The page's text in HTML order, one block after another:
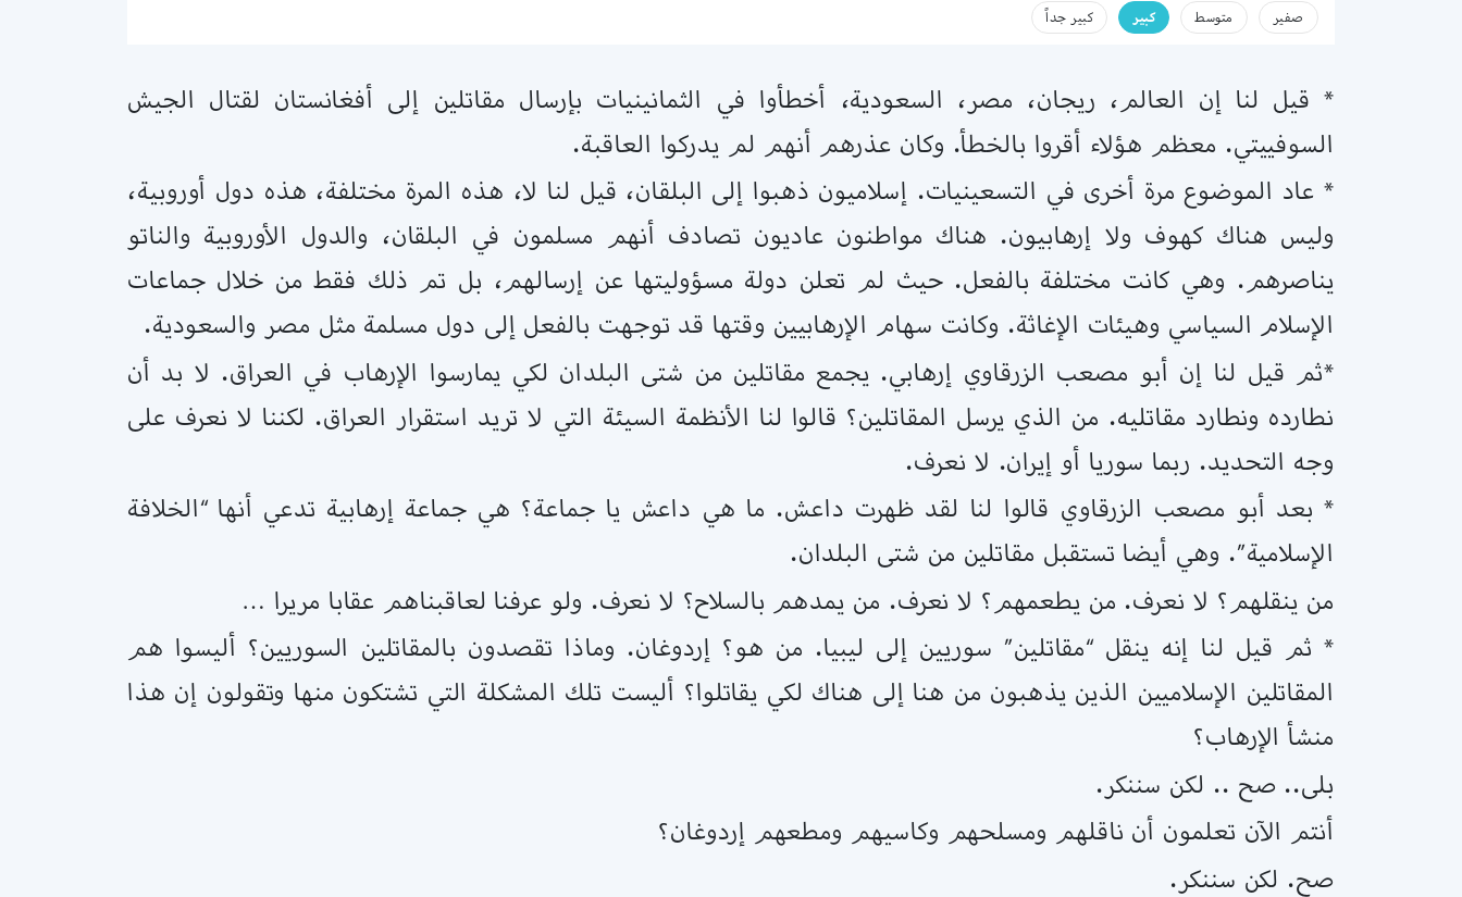
صفير متوسط كبير كبير جداً
* قيل لنا إن العالم، ريجان، مصر، السعودية، أخطأوا في الثمانينيات بإرسال مقاتلين إلى أفغانستان لقتال الجيش
السوفييتي. معظم هؤلاء أقروا بالخطأ. وكان عذرهم أنهم لم يدركوا العاقبة.
* عاد الموضوع مرة أخرى في التسعينيات. إسلاميون ذهبوا إلى البلقان، قيل لنا لا، هذه المرة مختلفة، هذه دول أوروبية،
وليس هناك كهوف ولا إرهابيون. هناك مواطنون عاديون تصادف أنهم مسلمون في البلقان، والدول الأوروبية والناتو
يناصرهم. وهي كانت مختلفة بالفعل. حيث لم تعلن دولة مسؤوليتها عن إرسالهم، بل تم ذلك فقط من خلال جماعات
الإسلام السياسي وهيئات الإغاثة. وكانت سهام الإرهابيين وقتها قد توجهت بالفعل إلى دول مسلمة مثل مصر والسعودية.
*ثم قيل لنا إن أبو مصعب الزرقاوي إرهابي. يجمع مقاتلين من شتى البلدان لكي يمارسوا الإرهاب في العراق. لا بد أن
نطارده ونطارد مقاتليه. من الذي يرسل المقاتلين؟ قالوا لنا الأنظمة السيئة التي لا تريد استقرار العراق. لكننا لا نعرف على
وجه التحديد. ربما سوريا أو إيران. لا نعرف.
* بعد أبو مصعب الزرقاوي قالوا لنا لقد ظهرت داعش. ما هي داعش يا جماعة؟ هي جماعة إرهابية تدعي أنها “الخلافة
الإسلامية”. وهي أيضا تستقبل مقاتلين من شتى البلدان.
من ينقلهم؟ لا نعرف. من يطعمهم؟ لا نعرف. من يمدهم بالسلاح؟ لا نعرف. ولو عرفنا لعاقبناهم عقابا مريرا …
* ثم قيل لنا إنه ينقل “مقاتلين” سوريين إلى ليبيا. من هو؟ إردوغان. وماذا تقصدون بالمقاتلين السوريين؟ أليسوا هم
المقاتلين الإسلاميين الذين يذهبون من هنا إلى هناك لكي يقاتلوا؟ أليست تلك المشكلة التي تشتكون منها وتقولون إن هذا
منشأ الإرهاب؟
بلى.. صح .. لكن سننكر.
أنتم الآن تعلمون أن ناقلهم ومسلحهم وكاسيهم ومطعهم إردوغان؟
صح. لكن سننكر.